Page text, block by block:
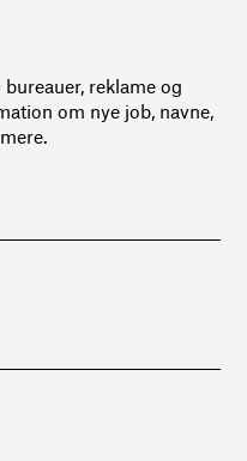
reklame og
om nye job, navne,